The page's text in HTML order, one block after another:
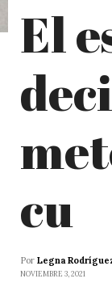
El
cu
Por Legna
NOVIEMBRE 3, 2021